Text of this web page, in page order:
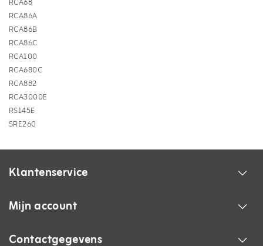
RCA68
RCA86A
RCA86B
RCA86C
RCA100
RCA680C
RCA882
RCA3000E
RS145E
SRE260
Klantenservice
Mijn account
Contactgegevens